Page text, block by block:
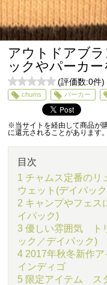
アウトドアブ
ックやパーカー
0
5
(評価数:0件)
chums パーカー
※当サイトを経由して商品が
に還元されることがあります。
目次
1 チャムス定番の
ウェット(デイパッ
2 キャンプやフェ
イパック)
3 優しい雰囲気 ト
ック／デイパック)
4 2017年秋冬新作
インディゴ
5 限定アイテム ス